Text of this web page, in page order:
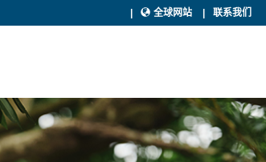
全球网站 联系我们